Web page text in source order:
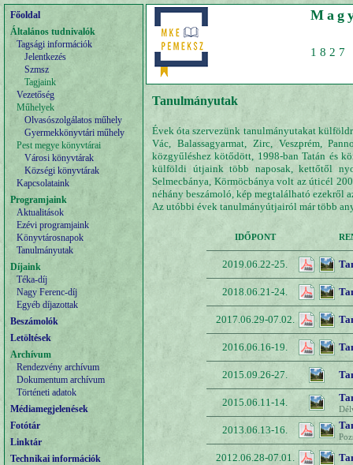
Főoldal
Általános tudnivalók
Tagsági információk
Jelentkezés
Szmsz
Tagjaink
Vezetőség
Műhelyek
Olvasószolgálatos műhely
Gyermekkönyvtári műhely
Pest megye könyvtárai
Városi könyvtárak
Községi könyvtárak
Kapcsolataink
Programjaink
Aktualitások
Ezévi programjaink
Könyvtárosnapok
Tanulmányutak
Díjaink
Téka-díj
Nagy Ferenc-díj
Egyéb díjazottak
Beszámolók
Letöltések
Archívum
Rendezvény archívum
Dokumentum archívum
Történeti adatok
Médiamegjelenések
Fotótár
Linktár
Technikai információk
Tanulmányutak
Évek óta szervezünk tanulmányutakat
Vác, Balassagyarmat, Zirc, Veszprém,
közgyűléshez kötődött, 1998-ban Tatán és
külföldi útjaink több naposak, kettőtől
Selmecbánya, Körmöcbánya volt az úticél
néhány beszámoló, kép megtalálható ezekről
Az utóbbi évek tanulmányútjairól már több
IDŐPONT
2019.06.22-25.
2018.06.21-24.
2017.06.29-07.02.
2016.06.16-19.
2015.09.26-27.
2015.06.11-14.
2013.06.13-16.
2012.06.28-07.01.